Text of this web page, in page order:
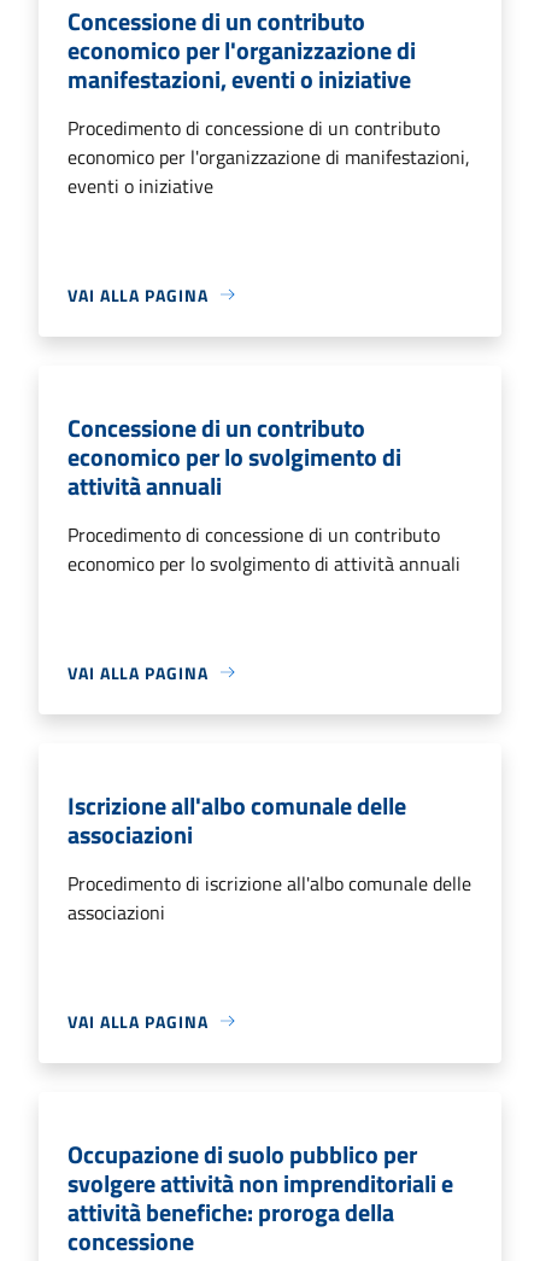
Concessione di un contributo
economico per l'organizzazione di
manifestazioni, eventi o iniziative
Procedimento di concessione di un contributo
economico per l'organizzazione di manifestazioni,
eventi o iniziative
VAI ALLA PAGINA
Concessione di un contributo
economico per lo svolgimento di
attività annuali
Procedimento di concessione di un contributo
economico per lo svolgimento di attività annuali
VAI ALLA PAGINA
Iscrizione all'albo comunale delle
associazioni
Procedimento di iscrizione all'albo comunale delle
associazioni
VAI ALLA PAGINA
Occupazione di suolo pubblico per
svolgere attività non imprenditoriali e
attività benefiche: proroga della
concessione